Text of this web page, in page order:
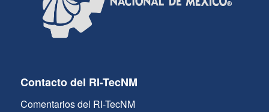
Contacto del RI-TecNM
Comentarios del RI-TecNM